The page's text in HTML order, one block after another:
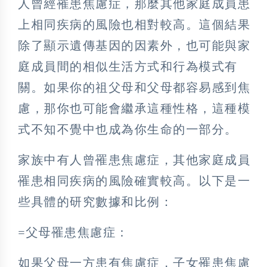
人曾經罹患焦慮症，那麼其他家庭成員患
上相同疾病的風險也相對較高。這個結果
除了顯示遺傳基因的因素外，也可能與家
庭成員間的相似生活方式和行為模式有
關。如果你的祖父母和父母都容易感到焦
慮，那你也可能會繼承這種性格，這種模
式不知不覺中也成為你生命的一部分。
家族中有人曾罹患焦慮症，其他家庭成員
罹患相同疾病的風險確實較高。以下是一
些具體的研究數據和比例：
=父母罹患焦慮症：
如果父母一方患有焦慮症，子女罹患焦慮